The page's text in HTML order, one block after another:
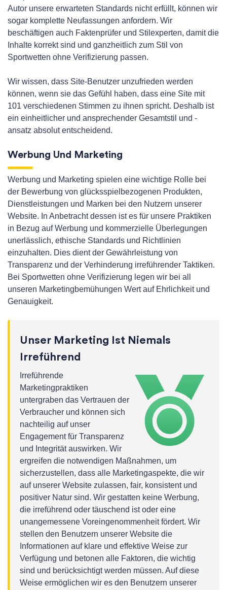
Autor unsere erwarteten Standards nicht erfüllt, können wir
sogar komplette Neufassungen anfordern. Wir
beschäftigen auch Faktenprüfer und Stilexperten, damit die
Inhalte korrekt sind und ganzheitlich zum Stil von
Sportwetten ohne Verifizierung passen.
Wir wissen, dass Site-Benutzer unzufrieden werden
können, wenn sie das Gefühl haben, dass eine Site mit
101 verschiedenen Stimmen zu ihnen spricht. Deshalb ist
ein einheitlicher und ansprechender Gesamtstil und -
ansatz absolut entscheidend.
Werbung Und Marketing
Werbung und Marketing spielen eine wichtige Rolle bei
der Bewerbung von glücksspielbezogenen Produkten,
Dienstleistungen und Marken bei den Nutzern unserer
Website. In Anbetracht dessen ist es für unsere Praktiken
in Bezug auf Werbung und kommerzielle Überlegungen
unerlässlich, ethische Standards und Richtlinien
einzuhalten. Dies dient der Gewährleistung von
Transparenz und der Verhinderung irreführender Taktiken.
Bei Sportwetten ohne Verifizierung legen wir bei all
unseren Marketingbemühungen Wert auf Ehrlichkeit und
Genauigkeit.
Unser Marketing Ist Niemals
Irreführend
Irreführende
Marketingpraktiken
untergraben das Vertrauen der
Verbraucher und können sich
nachteilig auf unser
Engagement für Transparenz
und Integrität auswirken. Wir
ergreifen die notwendigen Maßnahmen, um
sicherzustellen, dass alle Marketingaspekte, die wir
auf unserer Website zulassen, fair, konsistent und
positiver Natur sind. Wir gestatten keine Werbung,
die irreführend oder täuschend ist oder eine
unangemessene Voreingenommenheit fördert. Wir
stellen den Benutzern unserer Website die
Informationen auf klare und effektive Weise zur
Verfügung und betonen alle Faktoren, die wichtig
sind und berücksichtigt werden müssen. Auf diese
Weise ermöglichen wir es den Benutzern unserer